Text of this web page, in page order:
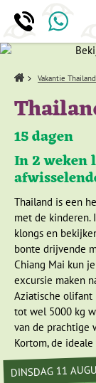
Home Vakantie
15 dagen
In 2 weken
Thailand is een
met de kinderen.
klongs en
bonte drijvende
Chiang Mai kun
excursie maken
Aziatische olifant
tot wel 5000 kg
van de prachtige
Kortom, de
DINSDAG 11